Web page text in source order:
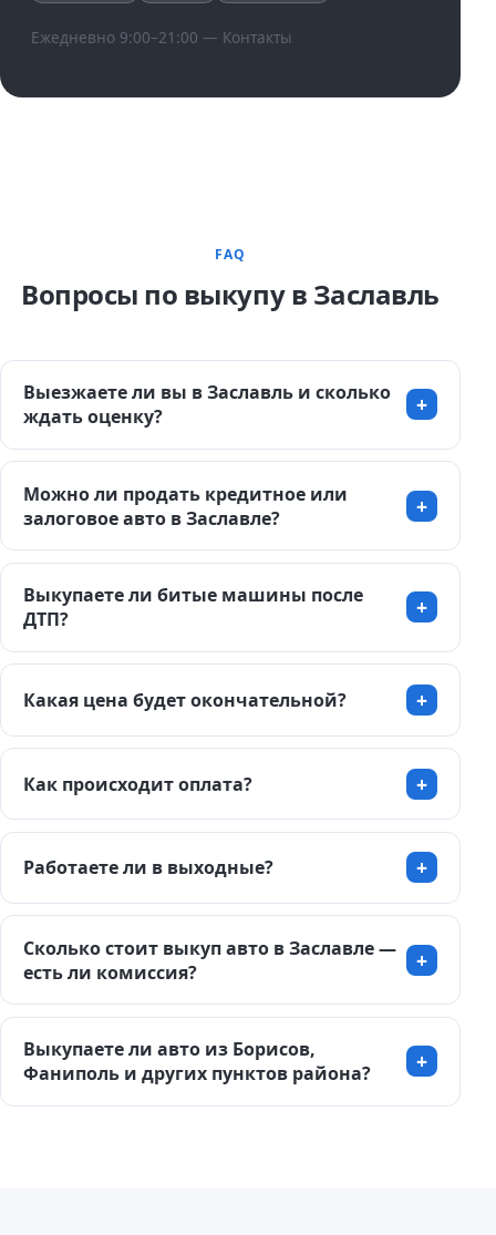
Ежедневно 9:00–21:00 — Контакты
FAQ
Вопросы по выкупу в Заславль
Выезжаете ли вы в Заславль и сколько
ждать оценку?
Можно ли продать кредитное или
залоговое авто в Заславле?
Выкупаете ли битые машины после
ДТП?
Какая цена будет окончательной?
Как происходит оплата?
Работаете ли в выходные?
Сколько стоит выкуп авто в Заславле —
есть ли комиссия?
Выкупаете ли авто из Борисов,
Фаниполь и других пунктов района?